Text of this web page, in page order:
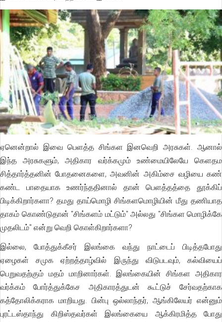
ஏனென்றால் இவை பெளத்த சிங்கள இனவெறி அரசுகள். ஆனால்
இந்த அரசுகளும், அதிகார வர்க்கமும் உண்மையிலேயே கெளதம
சித்தார்த்தனின் போதனைகளை, அவனின் அகிம்சை வழியை கண்
கண்ட பாதையாக உணர்ந்ததினால் தான் பெளத்தத்தை தூக்கிப்
பிடிக்கிறார்களா? தமது தாய்மொழி சிங்களமொழியின் மீது தணியாத
தாகம் கொண்டுதான் "சிங்களம் மட்டும்" அல்லது "சிங்கள மொழிக்கே
முதலிடம்" என்று வெறி கொள்கிறார்களா?
இல்லை, போத்துக்கீசர் இலங்கை வந்து நாட்டைப் பிடித்தபோது
ஏழைகள் சமுக ஏற்றத்தாழ்வில் இருந்து விடுபடவும், கல்வியைப்
பெறுவதற்கும் மதம் மாறினார்கள். இலங்கையின் சிங்கள அதிகார
வர்க்கம் போர்த்துக்கேச அதிகாரத்துடன் கூட்டுச் சேர்வதற்காக
கத்தோலிக்கராக மாறியது. பின்பு ஒல்லாந்தர், ஆங்கிலேயர் என்னும்
புரட்டஸ்தாந்து கிறிஸ்தவர்கள் இலங்கையை ஆக்கிரமித்த போது